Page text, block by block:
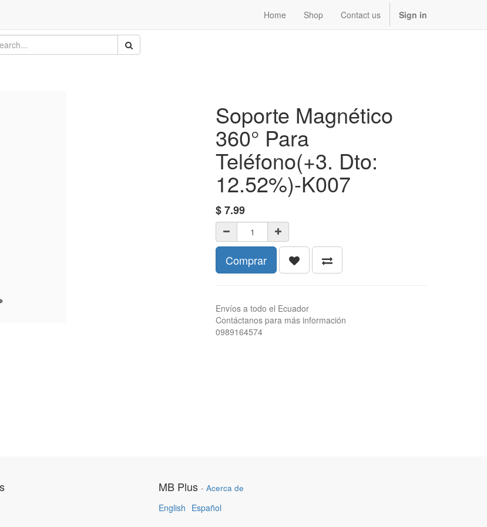
Home Shop Contact us Sign in
Soporte Magnético
360° Para
Teléfono(+3. Dto:
12.52%)-K007
$7.99
Comprar
Envíos a todo el Ecuador
Contáctanos para más información
0989164574
MB Plus - Acerca de
English Español